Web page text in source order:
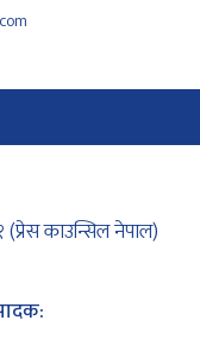
काउन्सिल नेपाल)